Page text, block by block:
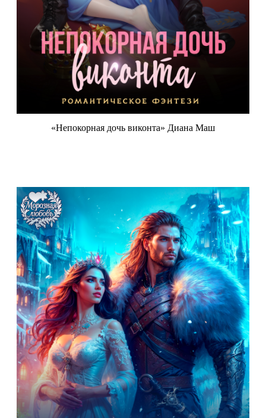
«Непокорная дочь виконта» Диана Маш